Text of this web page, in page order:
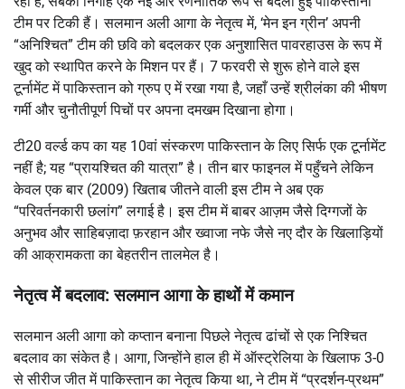
टीम पर टिकी हैं। सलमान अली आगा के नेतृत्व में, ‘मेन इन ग्रीन’ अपनी
“अनिश्चित” टीम की छवि को बदलकर एक अनुशासित पावरहाउस के रूप में
खुद को स्थापित करने के मिशन पर हैं। 7 फरवरी से शुरू होने वाले इस
टूर्नामेंट में पाकिस्तान को ग्रुप ए में रखा गया है, जहाँ उन्हें श्रीलंका की भीषण
गर्मी और चुनौतीपूर्ण पिचों पर अपना दमखम दिखाना होगा।
टी20 वर्ल्ड कप का यह 10वां संस्करण पाकिस्तान के लिए सिर्फ एक टूर्नामेंट
नहीं है; यह “प्रायश्चित की यात्रा” है। तीन बार फाइनल में पहुँचने लेकिन
केवल एक बार (2009) खिताब जीतने वाली इस टीम ने अब एक
“परिवर्तनकारी छलांग” लगाई है। इस टीम में बाबर आज़म जैसे दिग्गजों के
अनुभव और साहिबज़ादा फ़रहान और ख्वाजा नफे जैसे नए दौर के खिलाड़ियों
की आक्रामकता का बेहतरीन तालमेल है।
नेतृत्व में बदलाव: सलमान आगा के हाथों में कमान
सलमान अली आगा को कप्तान बनाना पिछले नेतृत्व ढांचों से एक निश्चित
बदलाव का संकेत है। आगा, जिन्होंने हाल ही में ऑस्ट्रेलिया के खिलाफ 3-0
से सीरीज जीत में पाकिस्तान का नेतृत्व किया था, ने टीम में “प्रदर्शन-प्रथम”